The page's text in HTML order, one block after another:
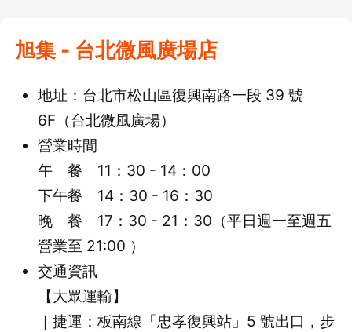
旭集 - 台北微風廣場店
地址：台北市松山區復興南路一段 39 號
6F（台北微風廣場）
營業時間
午 餐 11：30 - 14：00
下午餐 14：30 - 16：30
晚 餐 17：30 - 21：30（平日週一至週五
營業至 21:00 ）
交通資訊
【大眾運輸】
｜捷運：板南線「忠孝復興站」5 號出口，步